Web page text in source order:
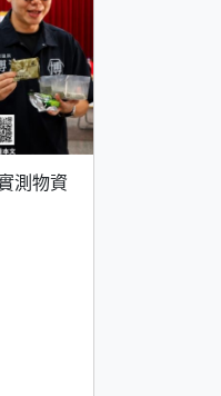
測物資